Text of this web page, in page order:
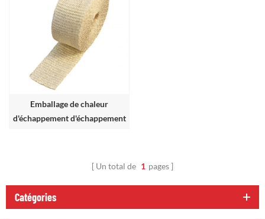
Emballage de chaleur
d'échappement d'échappement
Un total de 1 pages
Catégories